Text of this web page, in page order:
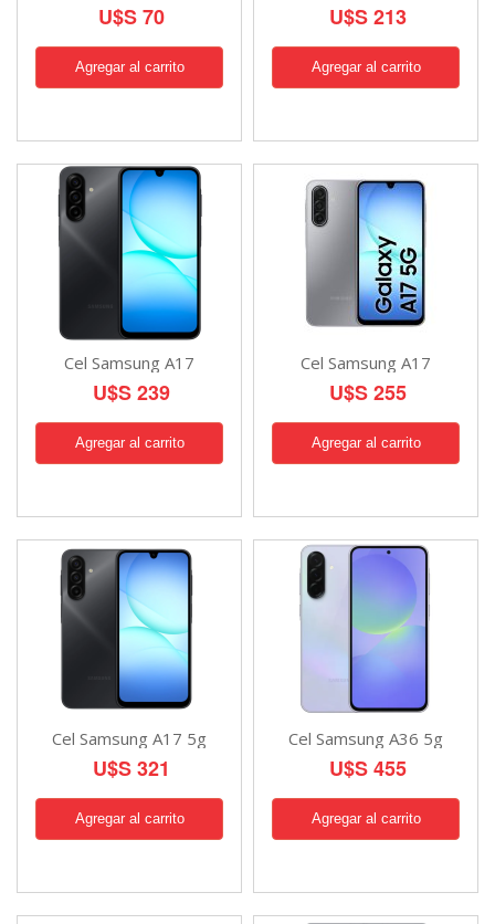
U$S 70 U$S 213
Cel Samsung A17
U$S 239
Cel Samsung A17
U$S 255
Cel Samsung A17 5g
U$S 321
Cel Samsung A36 5g
U$S 455